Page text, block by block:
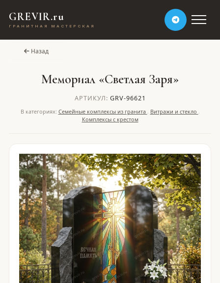
GREVIR.ru
ГРАНИТНАЯ МАСТЕРСКАЯ
Назад
Мемориал «Светлая Заря»
АРТИКУЛ: GRV-96621
В категориях: Семейные комплексы из гранита , Витражи и стекло ,
Комплексы с крестом